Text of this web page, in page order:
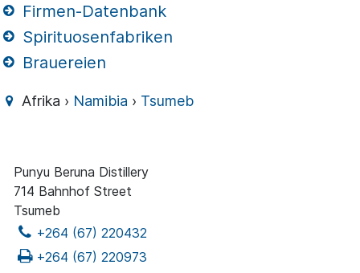
Firmen-Datenbank
Spirituosenfabriken
Brauereien
Afrika › Namibia › Tsumeb
Punyu Beruna Distillery
714 Bahnhof Street
Tsumeb
+264 (67) 220432
+264 (67) 220973